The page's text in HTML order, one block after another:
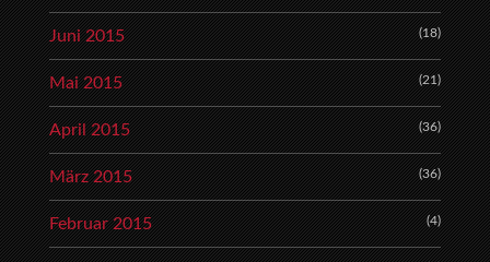
Juni 2015 (18)
Mai 2015 (21)
April 2015 (36)
März 2015 (36)
Februar 2015 (4)